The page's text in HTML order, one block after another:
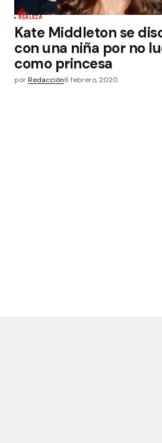
REALEZA
Kate Middleton se
con una niña por no
como princesa
porRedacción6 febrero, 2020